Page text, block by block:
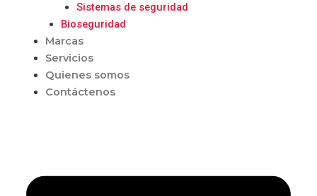
Sistemas de seguridad
Bioseguridad
Marcas
Servicios
Quienes somos
Contáctenos